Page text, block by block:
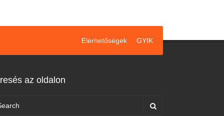
Elérhetőségek GYIK
az oldalon